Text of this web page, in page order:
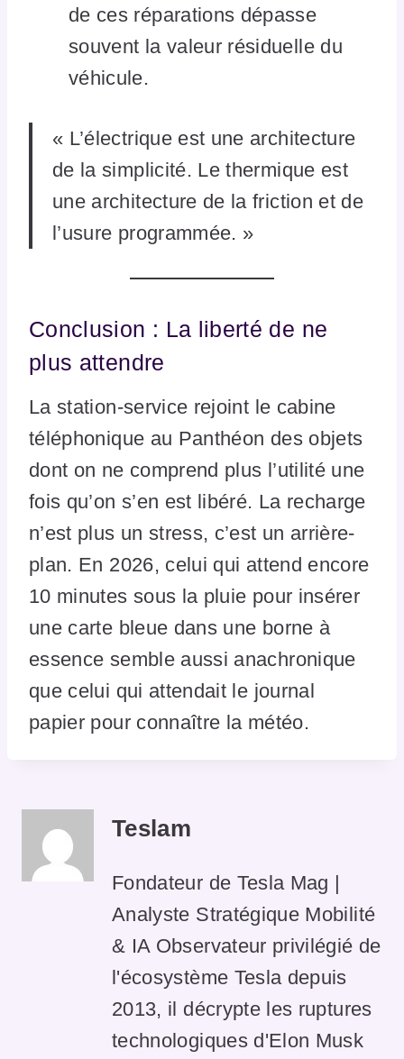
de ces réparations dépasse
souvent la valeur résiduelle du
véhicule.
« L’électrique est une architecture
de la simplicité. Le thermique est
une architecture de la friction et de
l’usure programmée. »
Conclusion : La liberté de ne
plus attendre
La station-service rejoint le cabine
téléphonique au Panthéon des objets
dont on ne comprend plus l’utilité une
fois qu’on s’en est libéré. La recharge
n’est plus un stress, c’est un arrière-
plan. En 2026, celui qui attend encore
10 minutes sous la pluie pour insérer
une carte bleue dans une borne à
essence semble aussi anachronique
que celui qui attendait le journal
papier pour connaître la météo.
Teslam
Fondateur de Tesla Mag |
Analyste Stratégique Mobilité
& IA Observateur privilégié de
l'écosystème Tesla depuis
2013, il décrypte les ruptures
technologiques d'Elon Musk